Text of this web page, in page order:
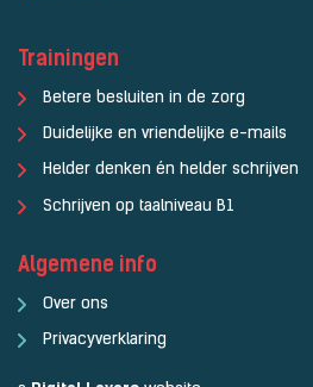
Trainingen
Betere besluiten in de zorg
Duidelijke en vriendelijke e-mails
Helder denken én helder schrijven
Schrijven op taalniveau B1
Algemene info
Over ons
Privacyverklaring